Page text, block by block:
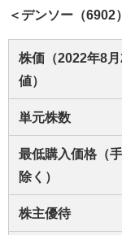
＜デンソー（6902
株価（2022年8
値）
単元株数
最低購入価格（
除く）
株主優待